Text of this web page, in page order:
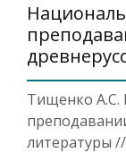
Тищенко А.С.
литературы